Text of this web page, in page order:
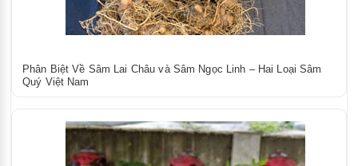
Phân Biệt Về Sâm Lai Châu và Sâm Ngọc Linh – Hai Loại Sâm
Quý Việt Nam